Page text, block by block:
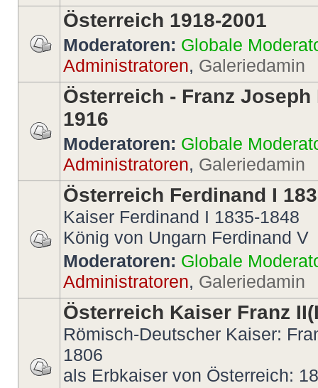
Österreich 1918-2001
Moderatoren: Globale
Administratoren, Galeriedamin
Österreich - Franz Joseph
1916
Moderatoren: Globale
Administratoren, Galeriedamin
Österreich Ferdinand I
Kaiser Ferdinand I 1835-1848
König von Ungarn Ferdinand V
Moderatoren: Globale
Administratoren, Galeriedamin
Österreich Kaiser Franz
Römisch-Deutscher Kaiser:
1806
als Erbkaiser von Österreich: